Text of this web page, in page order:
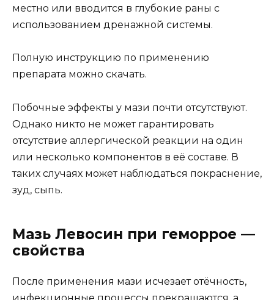
местно или вводится в глубокие раны с
использованием дренажной системы.
Полную инструкцию по применению
препарата можно скачать.
Побочные эффекты у мази почти отсутствуют.
Однако никто не может гарантировать
отсутствие аллергической реакции на один
или несколько компонентов в её составе. В
таких случаях может наблюдаться покраснение,
зуд, сыпь.
Мазь Левосин при геморрое —
свойства
После применения мази исчезает отёчность,
инфекционные процессы прекращаются, а